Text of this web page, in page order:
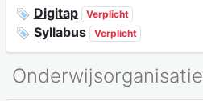
Digitap Verplicht
Syllabus Verplicht
Onderwijsorganisatie